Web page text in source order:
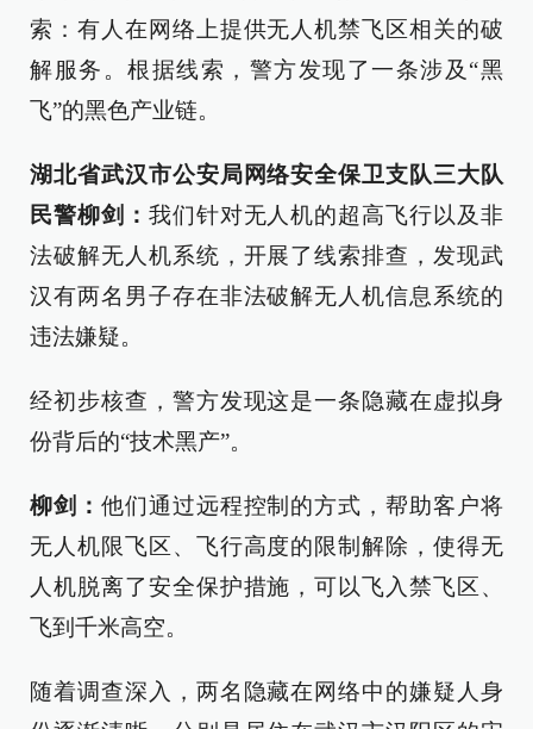
索：有人在网络上提供无人机禁飞区相关的破
解服务。根据线索，警方发现了一条涉及“黑
飞”的黑色产业链。
湖北省武汉市公安局网络安全保卫支队三大队
民警柳剑： 我们针对无人机的超高飞行以及非
法破解无人机系统，开展了线索排查，发现武
汉有两名男子存在非法破解无人机信息系统的
违法嫌疑。
经初步核查，警方发现这是一条隐藏在虚拟身
份背后的“技术黑产”。
柳剑： 他们通过远程控制的方式，帮助客户将
无人机限飞区、飞行高度的限制解除，使得无
人机脱离了安全保护措施，可以飞入禁飞区、
飞到千米高空。
随着调查深入，两名隐藏在网络中的嫌疑人身